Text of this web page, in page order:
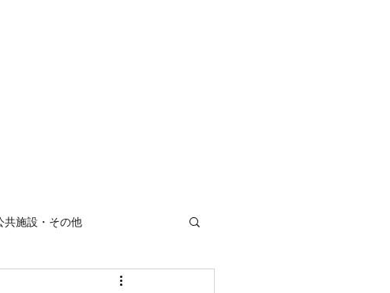
共施設・その他